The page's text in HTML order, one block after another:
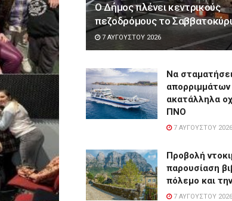
Ο Δήμος πλένει κεντρικούς
πεζοδρόμους το
7 ΑΥΓΟΎΣΤΟΥ 2026
Να
απορριμμάτων
ακατάλληλα
ΠΝΟ
7 ΑΥΓΟΎΣΤΟΥ 2026
Προβολή
παρουσίαση
πόλεμο και
7 ΑΥΓΟΎΣΤΟΥ 2026